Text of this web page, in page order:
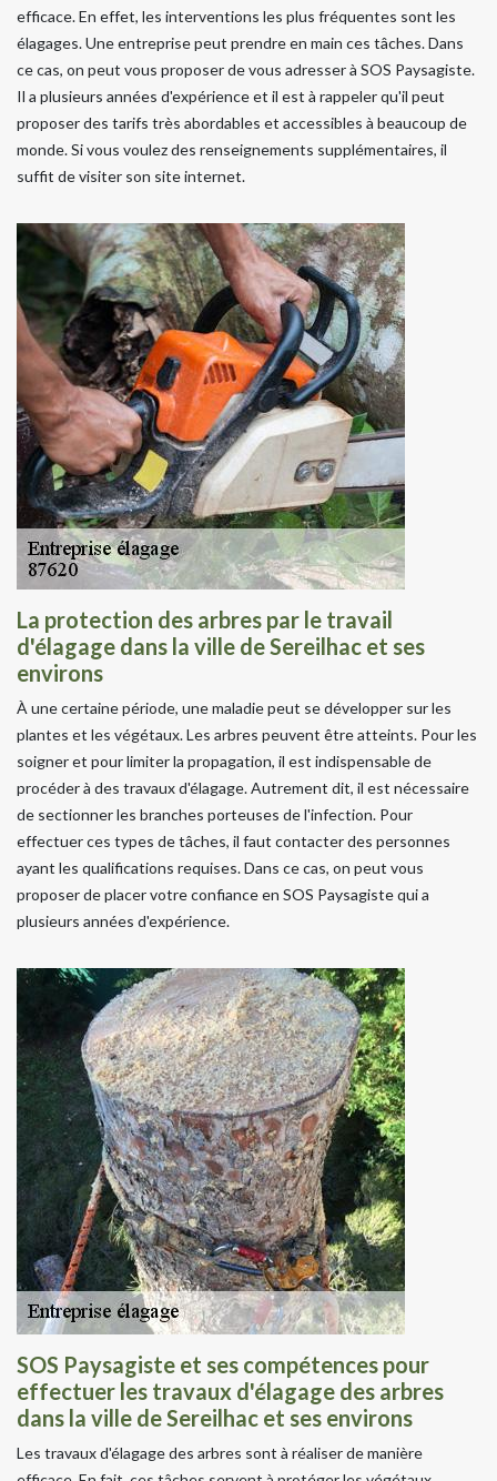
efficace. En effet, les interventions les plus fréquentes sont les
élagages. Une entreprise peut prendre en main ces tâches. Dans
ce cas, on peut vous proposer de vous adresser à SOS Paysagiste.
Il a plusieurs années d'expérience et il est à rappeler qu'il peut
proposer des tarifs très abordables et accessibles à beaucoup de
monde. Si vous voulez des renseignements supplémentaires, il
suffit de visiter son site internet.
La protection des arbres par le travail
d'élagage dans la ville de Sereilhac et ses
environs
À une certaine période, une maladie peut se développer sur les
plantes et les végétaux. Les arbres peuvent être atteints. Pour les
soigner et pour limiter la propagation, il est indispensable de
procéder à des travaux d'élagage. Autrement dit, il est nécessaire
de sectionner les branches porteuses de l'infection. Pour
effectuer ces types de tâches, il faut contacter des personnes
ayant les qualifications requises. Dans ce cas, on peut vous
proposer de placer votre confiance en SOS Paysagiste qui a
plusieurs années d'expérience.
SOS Paysagiste et ses compétences pour
effectuer les travaux d'élagage des arbres
dans la ville de Sereilhac et ses environs
Les travaux d'élagage des arbres sont à réaliser de manière